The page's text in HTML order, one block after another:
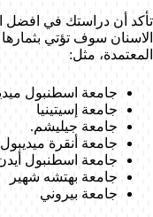
تأكد أن دراستك في افضل
الاسنان سوف تؤتي
المعتمدة، مثل:
جامعة اسطنبول
جامعة إسيتينيا
جامعة جيليشم.
جامعة أنقرة ميديبول
جامعة اسطنبول
جامعة بهتشه شهير
جامعة بيروني